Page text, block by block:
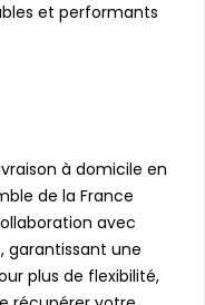
et performants
à domicile en
de la France
avec
, garantissant une
plus de flexibilité,